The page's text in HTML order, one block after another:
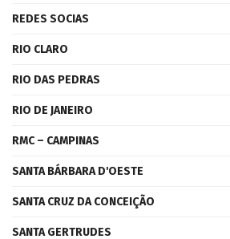
REDES SOCIAS
RIO CLARO
RIO DAS PEDRAS
RIO DE JANEIRO
RMC – CAMPINAS
SANTA BÁRBARA D'OESTE
SANTA CRUZ DA CONCEIÇÃO
SANTA GERTRUDES